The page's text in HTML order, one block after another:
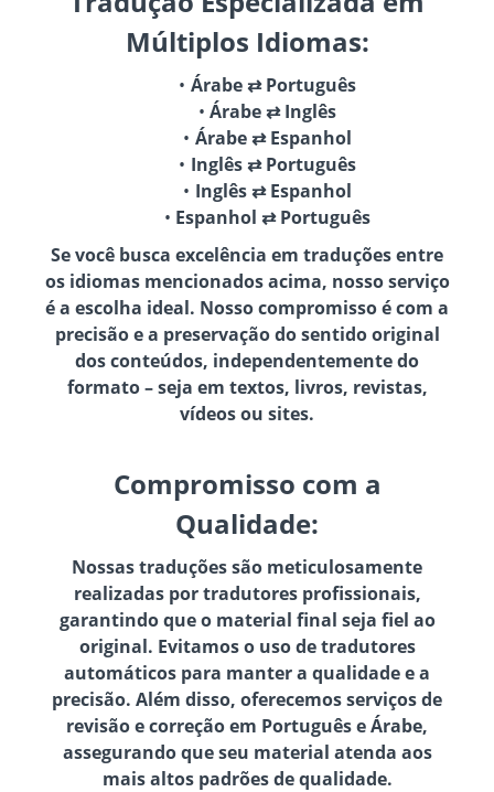
Múltiplos Idiomas:
Árabe ⇄ Português
Árabe ⇄ Inglês
Árabe ⇄ Espanhol
Inglês ⇄ Português
Inglês ⇄ Espanhol
Espanhol ⇄ Português
Se você busca excelência em traduções entre
os idiomas mencionados acima, nosso serviço
é a escolha ideal. Nosso compromisso é com a
precisão e a preservação do sentido original
dos conteúdos, independentemente do
formato – seja em textos, livros, revistas,
vídeos ou sites.
Compromisso com a
Qualidade:
Nossas traduções são meticulosamente
realizadas por tradutores profissionais,
garantindo que o material final seja fiel ao
original. Evitamos o uso de tradutores
automáticos para manter a qualidade e a
precisão. Além disso, oferecemos serviços de
revisão e correção em Português e Árabe,
assegurando que seu material atenda aos
mais altos padrões de qualidade.